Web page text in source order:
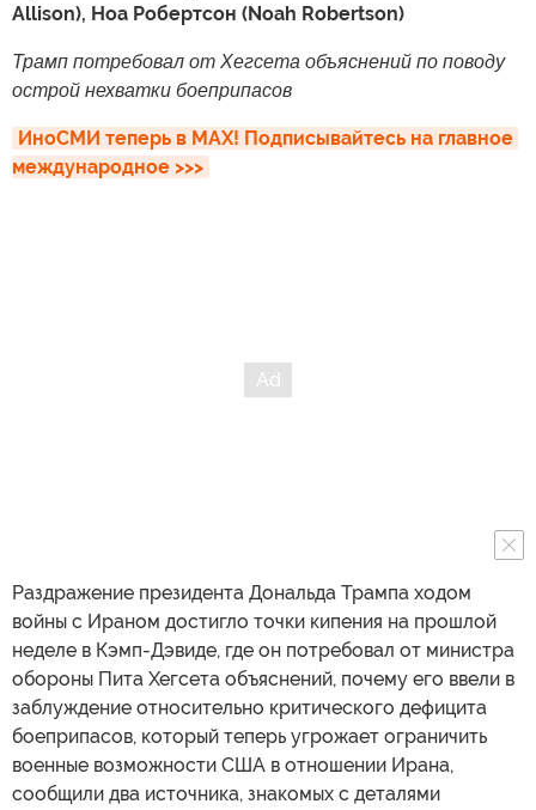
Allison), Ноа Робертсон (Noah Robertson)
Трамп потребовал от Хегсета объяснений по поводу
острой нехватки боеприпасов
ИноСМИ теперь в MAX! Подписывайтесь на главное
международное >>>
Раздражение президента Дональда Трампа ходом
войны с Ираном достигло точки кипения на прошлой
неделе в Кэмп-Дэвиде, где он потребовал от министра
обороны Пита Хегсета объяснений, почему его ввели в
заблуждение относительно критического дефицита
боеприпасов, который теперь угрожает ограничить
военные возможности США в отношении Ирана,
сообщили два источника, знакомых с деталями